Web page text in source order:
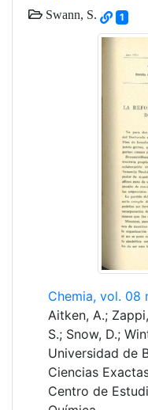
Swann, S. 1
Chemia, vol. 08
Aitken, A.;
S.; Snow, D.;
Universidad de
Ciencias
Centro de